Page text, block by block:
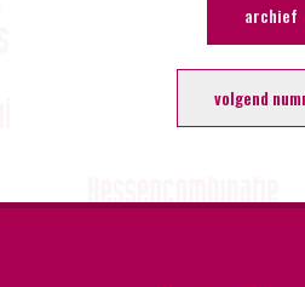
archief
volgend